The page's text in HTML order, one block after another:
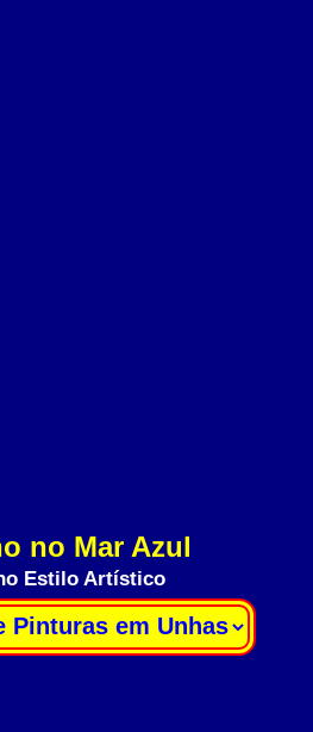
no Mar Azul
Estilo Artístico